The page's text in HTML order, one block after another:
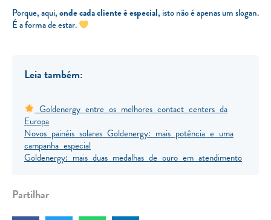
Porque, aqui,onde cada cliente é especial, isto não é apenas um slogan.
É a forma de estar.
Leia também:
Goldenergy entre os melhores contact centers da
Europa
Novos painéis solares Goldenergy: mais potência e uma
campanha especial
Goldenergy: mais duas medalhas de ouro em atendimento
Partilhar